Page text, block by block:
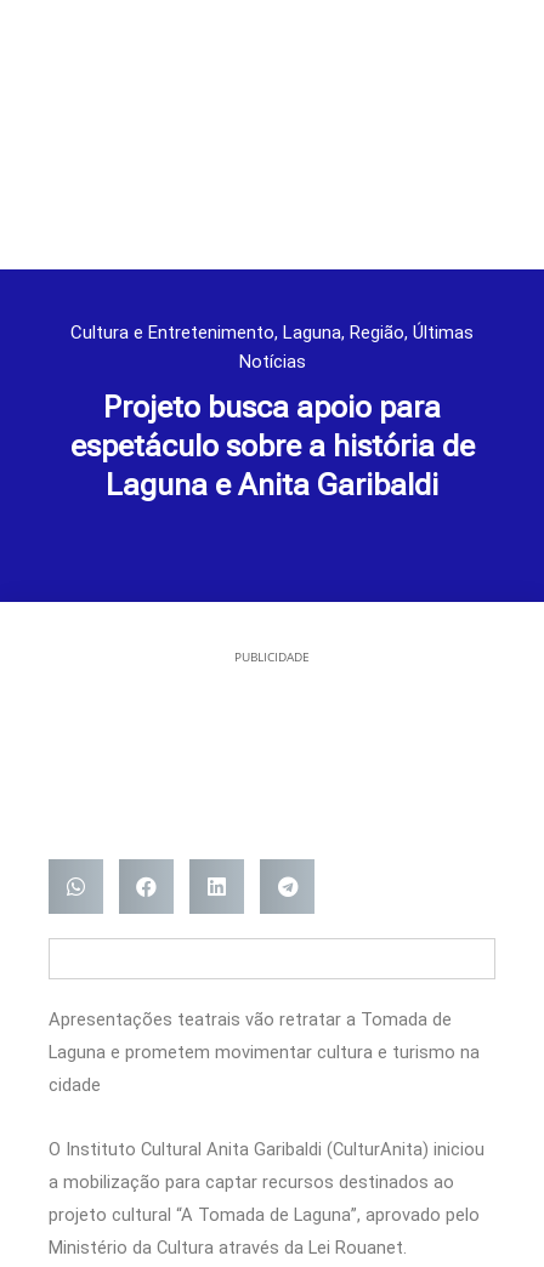
Cultura e Entretenimento, Laguna, Região, Últimas
Notícias
Projeto busca apoio para
espetáculo sobre a história de
Laguna e Anita Garibaldi
PUBLICIDADE
Apresentações teatrais vão retratar a Tomada de
Laguna e prometem movimentar cultura e turismo na
cidade
O Instituto Cultural Anita Garibaldi (CulturAnita) iniciou
a mobilização para captar recursos destinados ao
projeto cultural “A Tomada de Laguna”, aprovado pelo
Ministério da Cultura através da Lei Rouanet.